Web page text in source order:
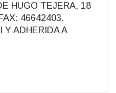
HUGO TEJERA, 18
46642403.
Y ADHERIDA A